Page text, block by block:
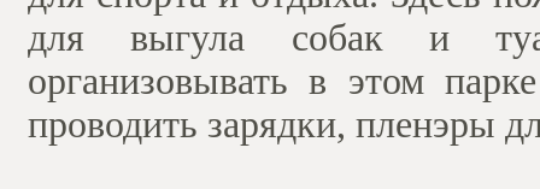
для выгула собак и
организовывать в этом
проводить зарядки, пленэры